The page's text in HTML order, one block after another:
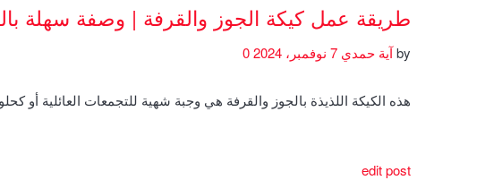
طريقة عمل كيكة الجوز والقرفة | وصفة سهلة
byآية حمدي
هذه الكيكة اللذيذة بالجوز والقرفة هي وجبة شهية للتجمعات العائلية أو
edit post